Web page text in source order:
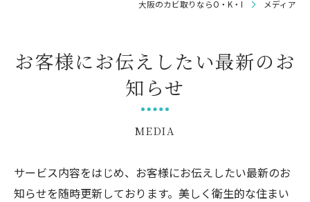
大阪のカビ取りならO・K・I メディア
お客様にお伝えしたい最新のお
知らせ
MEDIA
サービス内容をはじめ、お客様にお伝えしたい最新のお
知らせを随時更新しております。美しく衛生的な住まい